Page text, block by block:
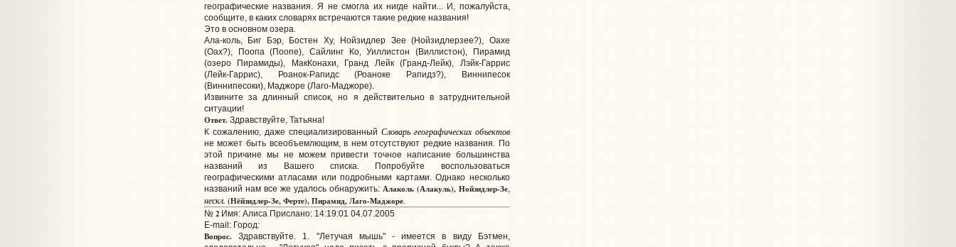
географические названия. Я не смогла их нигде найти... И, пожалуйста,
сообщите, в каких словарях встречаются такие редкие названия!
Это в основном озера.
Ала-коль, Биг Бэр, Бостен Ху, Нойзидлер Зее (Нойзидлерзее?), Оахе
(Оах?), Поопа (Поопе), Сайлинг Ко, Уиллистон (Виллистон), Пирамид
(озеро Пирамиды), МакКонахи, Гранд Лейк (Гранд-Лейк), Лэйк-Гаррис
(Лейк-Гаррис), Роанок-Рапидс (Роаноке Рапидз?), Виннипесок
(Виннипесоки), Маджоре (Лаго-Маджоре).
Извините за длинный список, но я действительно в затруднительной
ситуации!
Ответ.Здравствуйте, Татьяна!
К сожалению, даже специализированный Словарь географических объектов
не может быть всеобъемлющим, в нем отсутствуют редкие названия. По
этой причине мы не можем привести точное написание большинства
названий из Вашего списка. Попробуйте воспользоваться
географическими атласами или подробными картами. Однако несколько
названий нам все же удалось обнаружить: Алаколь (Алакуль), Нойзидлер-Зе,
нескл. (Нёйзидлер-Зе, Ферте), Пирамид, Лаго-Маджоре.
№ 2Имя: Алиса Прислано: 14:19:01 04.07.2005
E-mail: Город:
Вопрос.Здравствуйте. 1. "Летучая мышь" - имеется в виду Бэтмен,